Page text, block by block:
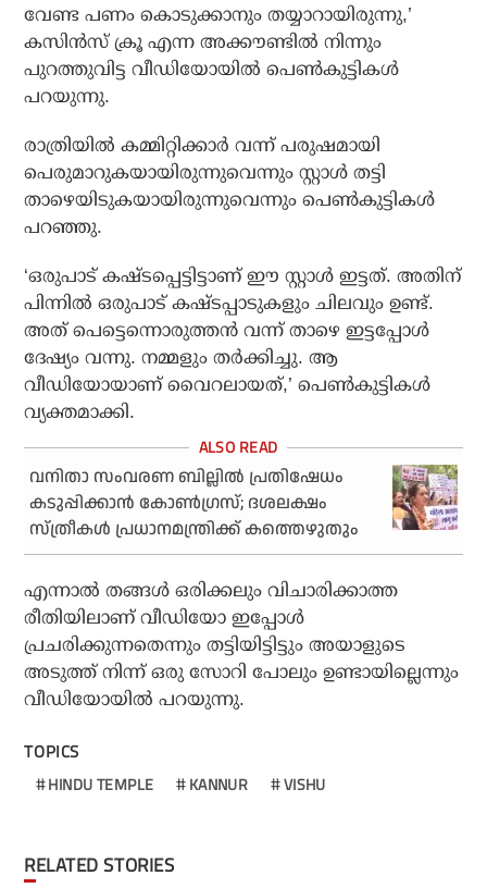
വേണ്ട പണം കൊടുക്കാനും തയ്യാറായിരുന്നു,’
കസിന്‍സ് ക്രൂ എന്ന അക്കൗണ്ടില്‍ നിന്നും
പുറത്തുവിട്ട വീഡിയോയില്‍ പെണ്‍കുട്ടികള്‍
പറയുന്നു.
രാത്രിയില്‍ കമ്മിറ്റിക്കാര്‍ വന്ന് പരുഷമായി
പെരുമാറുകയായിരുന്നുവെന്നും സ്റ്റാള്‍ തട്ടി
താഴെയിടുകയായിരുന്നുവെന്നും പെണ്‍കുട്ടികള്‍
പറഞ്ഞു.
‘ഒരുപാട് കഷ്ടപ്പെട്ടിട്ടാണ് ഈ സ്റ്റാള്‍ ഇട്ടത്. അതിന്
പിന്നില്‍ ഒരുപാട് കഷ്ടപ്പാടുകളും ചിലവും ഉണ്ട്.
അത് പെട്ടെന്നൊരുത്തന്‍ വന്ന് താഴെ ഇട്ടപ്പോള്‍
ദേഷ്യം വന്നു. നമ്മളും തര്‍ക്കിച്ചു. ആ
വീഡിയോയാണ് വൈറലായത്,’ പെണ്‍കുട്ടികള്‍
വ്യക്തമാക്കി.
വനിതാ സംവരണ ബില്ലില്‍ പ്രതിഷേധം
കടുപ്പിക്കാന്‍ കോണ്‍ഗ്രസ്; ദശലക്ഷം
സ്ത്രീകള്‍ പ്രധാനമന്ത്രിക്ക് കത്തെഴുതും
എന്നാല്‍ തങ്ങള്‍ ഒരിക്കലും വിചാരിക്കാത്ത
രീതിയിലാണ് വീഡിയോ ഇപ്പോള്‍
പ്രചരിക്കുന്നതെന്നും തട്ടിയിട്ടിട്ടും അയാളുടെ
അടുത്ത് നിന്ന് ഒരു സോറി പോലും ഉണ്ടായില്ലെന്നും
വീഡിയോയില്‍ പറയുന്നു.
TOPICS
HINDU TEMPLE KANNUR VISHU
RELATED STORIES